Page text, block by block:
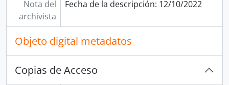
Nota del
archivista
Fecha de la descripción: 12/10/2022
Objeto digital metadatos
Copias de Acceso